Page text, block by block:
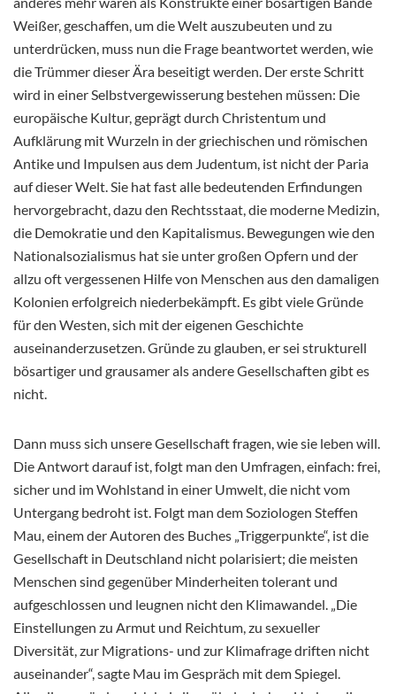
Weißer, geschaffen, um die Welt auszubeuten und zu
unterdrücken, muss nun die Frage beantwortet werden, wie
die Trümmer dieser Ära beseitigt werden. Der erste Schritt
wird in einer Selbstvergewisserung bestehen müssen: Die
europäische Kultur, geprägt durch Christentum und
Aufklärung mit Wurzeln in der griechischen und römischen
Antike und Impulsen aus dem Judentum, ist nicht der Paria
auf dieser Welt. Sie hat fast alle bedeutenden Erfindungen
hervorgebracht, dazu den Rechtsstaat, die moderne Medizin,
die Demokratie und den Kapitalismus. Bewegungen wie den
Nationalsozialismus hat sie unter großen Opfern und der
allzu oft vergessenen Hilfe von Menschen aus den damaligen
Kolonien erfolgreich niederbekämpft. Es gibt viele Gründe
für den Westen, sich mit der eigenen Geschichte
auseinanderzusetzen. Gründe zu glauben, er sei strukturell
bösartiger und grausamer als andere Gesellschaften gibt es
nicht.
Dann muss sich unsere Gesellschaft fragen, wie sie leben will.
Die Antwort darauf ist, folgt man den Umfragen, einfach: frei,
sicher und im Wohlstand in einer Umwelt, die nicht vom
Untergang bedroht ist. Folgt man dem Soziologen Steffen
Mau, einem der Autoren des Buches „Triggerpunkte“, ist die
Gesellschaft in Deutschland nicht polarisiert; die meisten
Menschen sind gegenüber Minderheiten tolerant und
aufgeschlossen und leugnen nicht den Klimawandel. „Die
Einstellungen zu Armut und Reichtum, zu sexueller
Diversität, zur Migrations- und zur Klimafrage driften nicht
auseinander“, sagte Mau im Gespräch mit dem Spiegel.